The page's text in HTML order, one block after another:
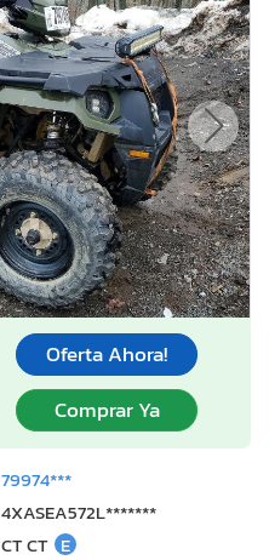
Oferta Ahora!
Comprar Ya
79974***
4XASEA572L*******
CT CT E